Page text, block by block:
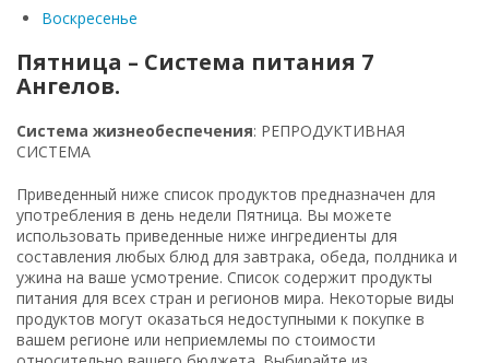
Воскресенье
Пятница – Система питания 7
Ангелов.
Система жизнеобеспечения: РЕПРОДУКТИВНАЯ
СИСТЕМА
Приведенный ниже список продуктов предназначен для
употребления в день недели Пятница. Вы можете
использовать приведенные ниже ингредиенты для
составления любых блюд для завтрака, обеда, полдника и
ужина на ваше усмотрение. Список содержит продукты
питания для всех стран и регионов мира. Некоторые виды
продуктов могут оказаться недоступными к покупке в
вашем регионе или неприемлемы по стоимости